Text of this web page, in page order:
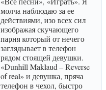
молча наблюдаю за ее
действиями, изо всех сил
изображая скучающего
парня который от нечего
заглядывает в телефон
рядом стоящей девушки.
«Dunhill Maklaud – Reverse
of real» и девушка, пряча
телефон в чехол, быстро